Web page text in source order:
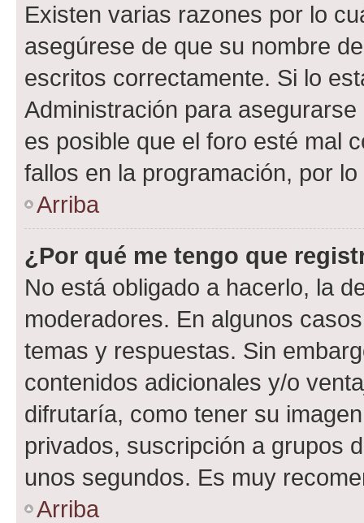
Existen varias razones por lo
asegúrese de que su nombre
escritos correctamente. Si lo
Administración para
es posible que el foro esté mal
fallos en la programación, por
Arriba
¿Por qué me tengo que
No está obligado a hacerlo, la
moderadores. En algunos
temas y respuestas. Sin
contenidos adicionales y/o
difrutaría, como tener su
privados, suscripción a grupos
unos segundos. Es muy
Arriba